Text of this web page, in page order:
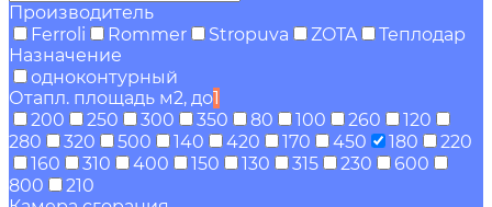
Производитель
Ferroli
Rommer Stropuva ZOTA
Теплодар
Назначение
одноконтурный
Отапл. площадь м2, до1
200
250 300 350 80 100 260
120
280
320 500 140 420 170 450 180
220
160
310 400 150 130 315 230
600
800
210